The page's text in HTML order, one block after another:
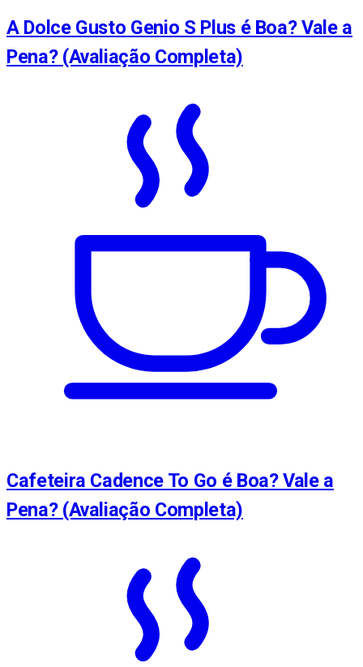
A Dolce Gusto Genio S Plus é Boa? Vale a
Pena? (Avaliação Completa)
Cafeteira Cadence To Go é Boa? Vale a
Pena? (Avaliação Completa)